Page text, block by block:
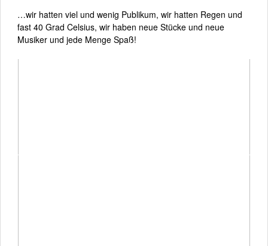
…wir hatten viel und wenig Publikum, wir hatten Regen und
fast 40 Grad Celsius, wir haben neue Stücke und neue
Musiker und jede Menge Spaß!